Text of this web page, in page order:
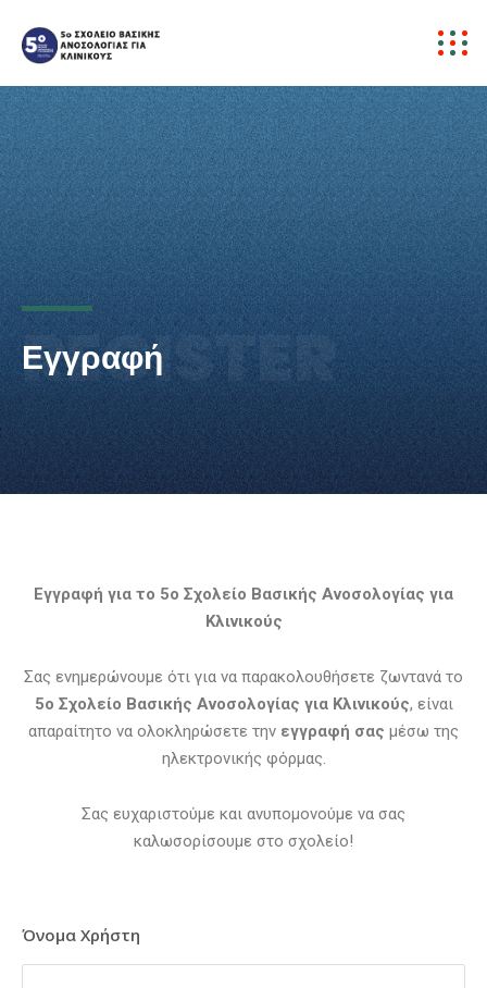
REGISTER
Εγγραφή
Εγγραφή για το 5ο Σχολείο Βασικής Ανοσολογίας για
Κλινικούς
Σας ενημερώνουμε ότι για να παρακολουθήσετε ζωντανά το
5ο Σχολείο Βασικής Ανοσολογίας για Κλινικούς, είναι
απαραίτητο να ολοκληρώσετε την εγγραφή σας μέσω της
ηλεκτρονικής φόρμας.
Σας ευχαριστούμε και ανυπομονούμε να σας
καλωσορίσουμε στο σχολείο!
Όνομα Χρήστη